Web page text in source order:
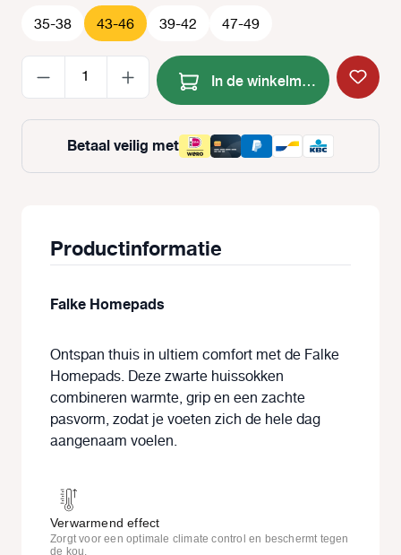
35-38 43-46 39-42 47-49
Producthoeveelheid: Voer
In de winkelmand
Betaal veilig met
Productinformatie
Falke Homepads
Ontspan thuis in ultiem comfort met de Falke
Homepads. Deze zwarte huissokken
combineren warmte, grip en een zachte
pasvorm, zodat je voeten zich de hele dag
aangenaam voelen.
Verwarmend effect
Zorgt voor een optimale climate control en beschermt tegen
de kou.